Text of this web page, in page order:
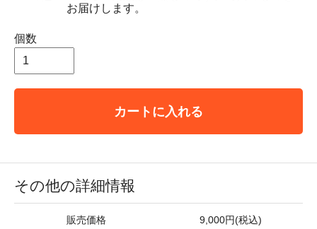
お届けします。
個数
カートに入れる
その他の詳細情報
販売価格 9,000円(税込)